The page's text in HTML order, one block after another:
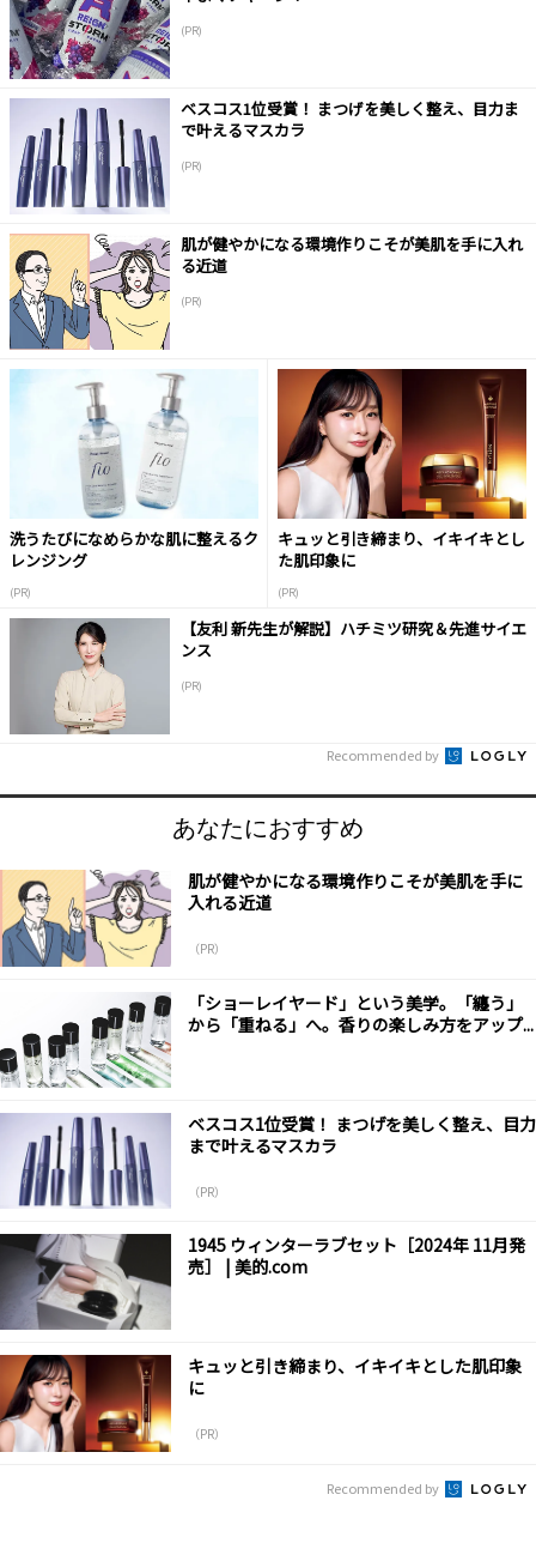
(PR)
ベスコス1位受賞！ まつげを美しく整え、目力ま
で叶えるマスカラ
(PR)
肌が健やかになる環境作りこそが美肌を手に入れ
る近道
(PR)
洗うたびになめらかな肌に整えるク
レンジング
(PR)
キュッと引き締まり、イキイキとし
た肌印象に
(PR)
【友利 新先生が解説】ハチミツ研究＆先進サイエ
ンス
(PR)
Recommended by
あなたにおすすめ
肌が健やかになる環境作りこそが美肌を手に
入れる近道
（PR）
「ショーレイヤード」という美学。「纏う」
から「重ねる」へ。香りの楽しみ方をアップ...
ベスコス1位受賞！ まつげを美しく整え、目力
まで叶えるマスカラ
（PR）
1945 ウィンターラブセット［2024年 11月発
売］ | 美的.com
キュッと引き締まり、イキイキとした肌印象
に
（PR）
Recommended by